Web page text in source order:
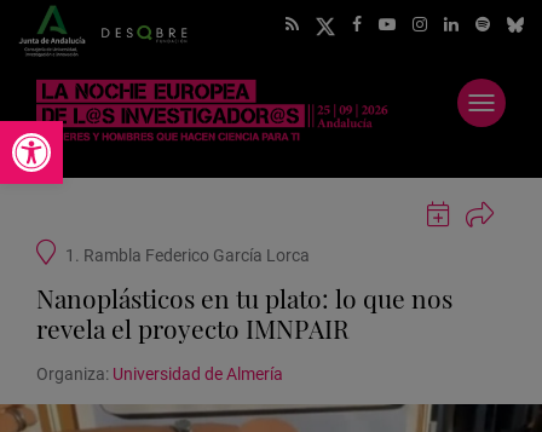
Abrir barra de herramientas
Abrir
menú
Guardar
actividad
Ubicación
la
actividad
1. Rambla Federico García Lorca
Nanoplásticos en tu plato: lo que nos
revela el proyecto IMNPAIR
Organiza: Universidad de Almería